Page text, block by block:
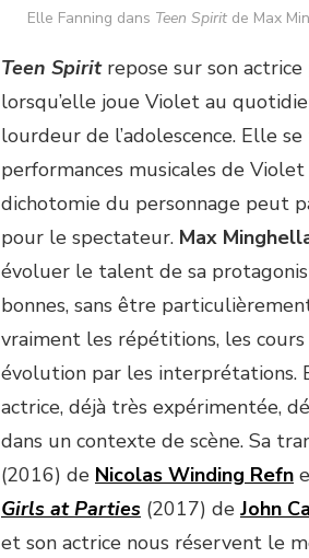
Elle Fanning dans Teen Spirit de Max
Teen Spiritrepose sur son actrice
lorsqu’elle joue Violet au
lourdeur de l’adolescence. Elle
performances musicales de
dichotomie du personnage peut
pour le spectateur. Max
évoluer le talent de sa
bonnes, sans être
vraiment les répétitions, les
évolution par les interprétations.
actrice, déjà très expérimentée,
dans un contexte de scène. Sa
(2016) de Nicolas Winding Refn
Girls at Parties (2017) de John
et son actrice nous réservent le